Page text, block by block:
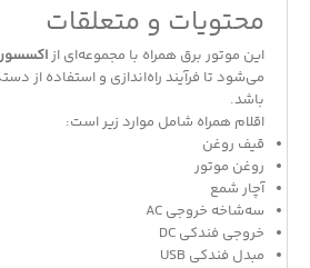
محتویات و متعلقات
این موتور برق همراه با مجموعه‌ای از
می‌شود تا فرآیند راه‌اندازی و استفاده از
باشد.
اقلام همراه شامل موارد زیر است:
قیف روغن
روغن موتور
آچار شمع
سه‌شاخه خروجی AC
خروجی فندکی DC
مبدل فندکی USB